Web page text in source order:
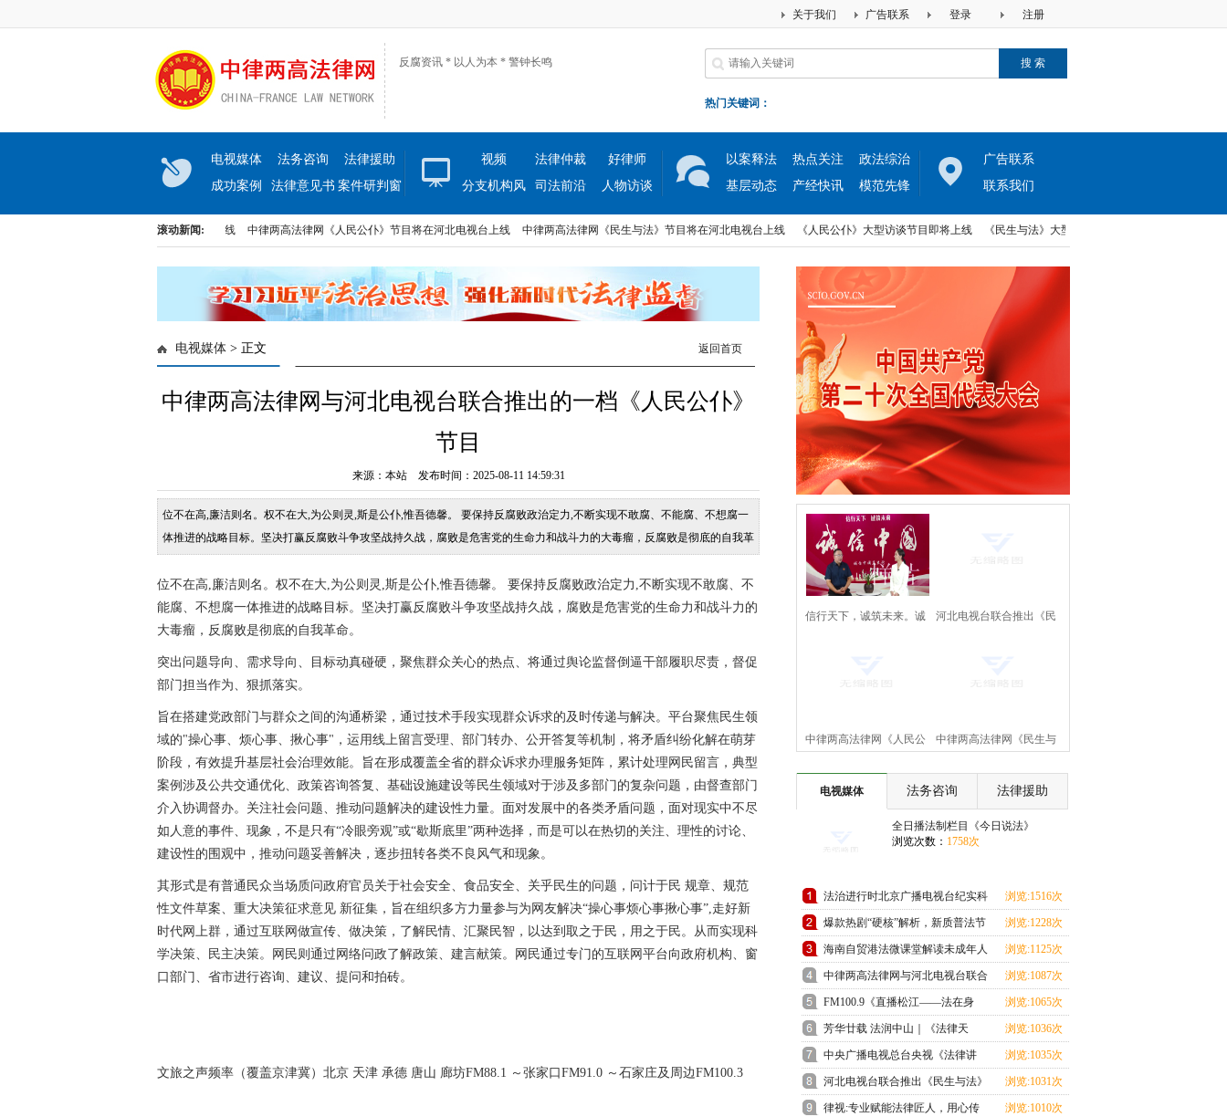
注册
登录
广告联系
关于我们
反腐资讯 * 以人为本 * 警钟长鸣
热门关键词：
电视媒体 法务咨询
法律援助
成功案例
法律意见书 案件研判窗
口
视频 法律仲裁
好律师
分支机构风
采
司法前沿 人物访谈
以案释法 热点关注
政法综治
基层动态
产经快讯 模范先锋
广告联系
联系我们
滚动新闻:
推出《民生与法》大型访谈节目即将上线 中律两高法律网《人民公仆》节目将在河北电视台上线 中律两高法律网《民生与法》节目将在河北电视台上线 《人民公仆》大型访谈节目即将上线 《民生与法》大型访谈节目即将上线
电视媒体 > 正文 返回首页
中律两高法律网与河北电视台联合推出的一档《人民公仆》
节目
来源：本站 发布时间：2025-08-11 14:59:31
位不在高,廉洁则名。权不在大,为公则灵,斯是公仆,惟吾德馨。 要保持反腐败政治定力,不断实现不敢腐、不能腐、不想腐一
体推进的战略目标。坚决打赢反腐败斗争攻坚战持久战，腐败是危害党的生命力和战斗力的大毒瘤，反腐败是彻底的自我革
位不在高,廉洁则名。权不在大,为公则灵,斯是公仆,惟吾德馨。 要保持反腐败政治定力,不断实现不敢腐、不
能腐、不想腐一体推进的战略目标。坚决打赢反腐败斗争攻坚战持久战，腐败是危害党的生命力和战斗力的
大毒瘤，反腐败是彻底的自我革命。
突出问题导向、需求导向、目标动真碰硬，聚焦群众关心的热点、将通过舆论监督倒逼干部履职尽责，督促
部门担当作为、狠抓落实。
旨在搭建党政部门与群众之间的沟通桥梁，通过技术手段实现群众诉求的及时传递与解决。平台聚焦民生领
域的"操心事、烦心事、揪心事"，运用线上留言受理、部门转办、公开答复等机制，将矛盾纠纷化解在萌芽
阶段，有效提升基层社会治理效能。旨在形成覆盖全省的群众诉求办理服务矩阵，累计处理网民留言，典型
案例涉及公共交通优化、政策咨询答复、基础设施建设等民生领域对于涉及多部门的复杂问题，由督查部门
介入协调督办。关注社会问题、推动问题解决的建设性力量。面对发展中的各类矛盾问题，面对现实中不尽
如人意的事件、现象，不是只有“冷眼旁观”或“歇斯底里”两种选择，而是可以在热切的关注、理性的讨论、
建设性的围观中，推动问题妥善解决，逐步扭转各类不良风气和现象。
其形式是有普通民众当场质问政府官员关于社会安全、食品安全、关乎民生的问题，问计于民 规章、规范
性文件草案、重大决策征求意见 新征集，旨在组织多方力量参与为网友解决“操心事烦心事揪心事”,走好新
时代网上群，通过互联网做宣传、做决策，了解民情、汇聚民智，以达到取之于民，用之于民。从而实现科
学决策、民主决策。网民则通过网络问政了解政策、建言献策。网民通过专门的互联网平台向政府机构、窗
口部门、省市进行咨询、建议、提问和拍砖。
文旅之声频率（覆盖京津冀）北京 天津 承德 唐山 廊坊FM88.1 ～张家口FM91.0 ～石家庄及周边FM100.3
信行天下，诚筑未来。诚 河北电视台联合推出《民
中律两高法律网《人民公 中律两高法律网《民生与
上线
电视媒体 法务咨询 法律援助
全日播法制栏目《今日说法》
浏览次数： 1758次
法治进行时北京广播电视台纪实科
教频道法治栏目
浏览:1516次
爆款热剧“硬核”解析，新质普法节
目《剧懂法》即将开播！
浏览:1228次
海南自贸港法微课堂解读未成年人
监护人法律制度
浏览:1125次
中律两高法律网与河北电视台联合
推出《民生与法》大型访谈节目即
将上线
浏览:1087次
FM100.9《直播松江——法在身
边》：普法从学生抓起，让宪法精
神扎根校园
浏览:1065次
芳华廿载 法润中山｜《法律天
地》电视节目播出二十周年！
浏览:1036次
中央广播电视总台央视《法律讲
堂》栏目团队：镜头背后，法官的
奉献与坚守丨2024记者看法院
浏览:1035次
河北电视台联合推出《民生与法》
大型访谈节目即将上线
浏览:1031次
律视:专业赋能法律匠人，用心传
浏览:1010次